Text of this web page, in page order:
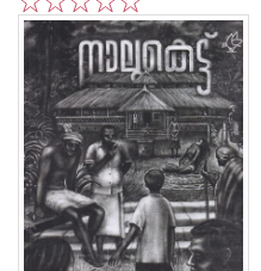
5
4
3
2
1